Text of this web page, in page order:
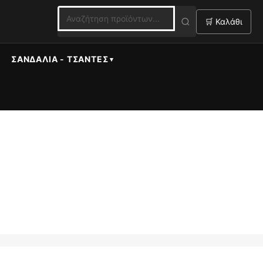
🛒 Καλάθι
ΣΑΝΔΆΛΙΑ - ΤΣΆΝΤΕΣ